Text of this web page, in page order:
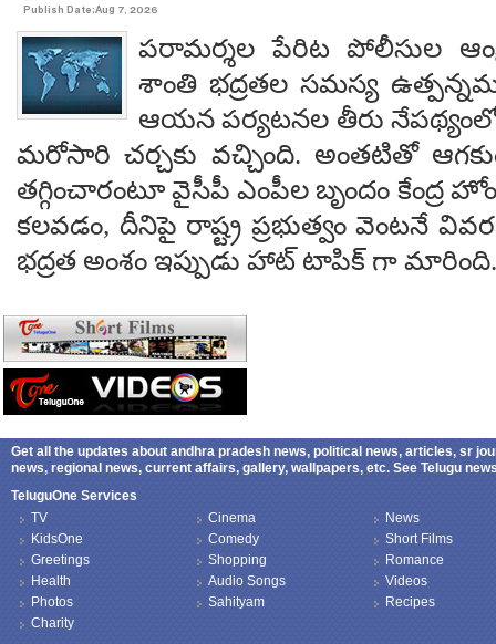
Publish Date:Aug 7, 2026
పరామర్శల పేరిట పోలీసుల
శాంతి భద్రతల సమస్య
ఆయన పర్యటనల తీరు నేపథ్యంలో
మరోసారి చర్చకు వచ్చింది. అంతటితో
తగ్గించారంటూ వైసీపీ ఎంపీల బృందం కేంద్ర
కలవడం, దీనిపై రాష్ట్ర ప్రభుత్వం వెంటనే
భద్రత అంశం ఇప్పుడు హాట్ టాపిక్ గా మారింది.
Get all the updates about andhra pradesh news, political news, articles, sr
news, regional news, current affairs, gallery, wallpapers, etc. See Telugu
TeluguOne Services
TV
KidsOne
Greetings
Health
Photos
Charity
Cinema
Comedy
Shopping
Audio Songs
Sahityam
News
Short Films
Romance
Videos
Recipes